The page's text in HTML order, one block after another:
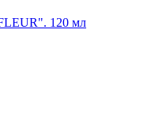
120 мл